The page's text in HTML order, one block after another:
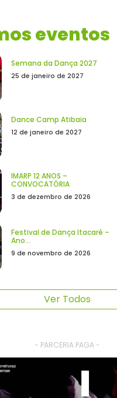
eventos
Semana da Dança 2027
25 de janeiro de 2027
Dance Camp Atibaia
12 de janeiro de 2027
IMARP 12 ANOS –
CONVOCATÓRIA
3 de dezembro de 2026
Festival de Dança Itacaré –
Ano...
9 de novembro de 2026
Ver Todos
- PARCERIA PAGA -